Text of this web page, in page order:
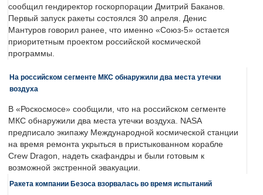
сообщил гендиректор госкорпорации Дмитрий Баканов.
Первый запуск ракеты состоялся 30 апреля. Денис
Мантуров говорил ранее, что именно «Союз-5» остается
приоритетным проектом российской космической
программы.
На российском сегменте МКС обнаружили два места утечки
воздуха
В «Роскосмосе» сообщили, что на российском сегменте
МКС обнаружили два места утечки воздуха. NASA
предписало экипажу Международной космической станции
на время ремонта укрыться в пристыкованном корабле
Crew Dragon, надеть скафандры и были готовым к
возможной экстренной эвакуации.
Ракета компании Безоса взорвалась во время испытаний